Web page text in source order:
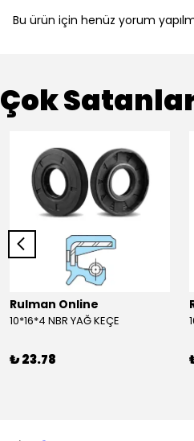
Bu ürün için henüz yorum
Çok
Rulman Online
10*16*4 NBR YAĞ KEÇE
₺ 23.78